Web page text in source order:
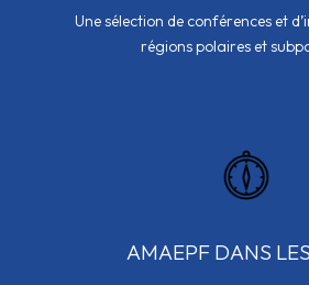
Une sélection de conférences et
régions polaires et
AMAEPF DANS